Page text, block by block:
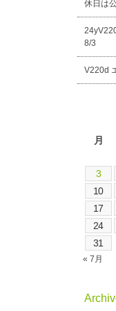
休日は
8/3
V220d
月
3
10
17
24
31
« 7月